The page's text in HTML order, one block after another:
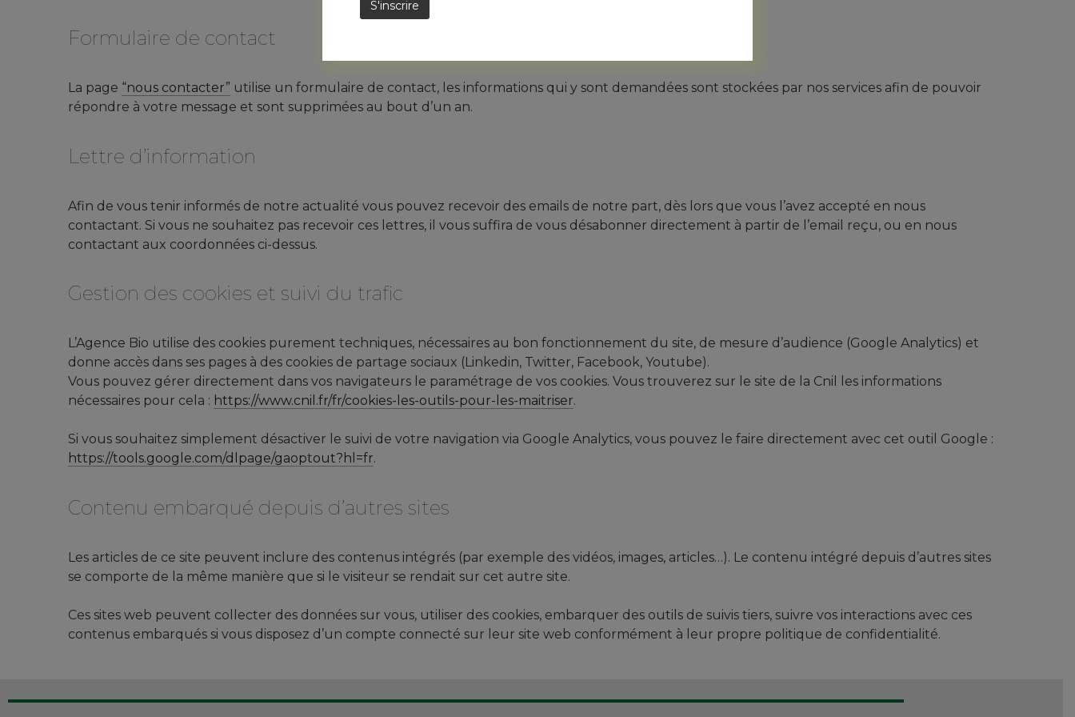
Formulaire de contact
La page “nous contacter” utilise un formulaire de contact, les informations qui y sont demandées sont stockées par nos services afin de pouvoir
répondre à votre message et sont supprimées au bout d’un an.
Lettre d’information
Afin de vous tenir informés de notre actualité vous pouvez recevoir des emails de notre part, dès lors que vous l’avez accepté en nous
contactant. Si vous ne souhaitez pas recevoir ces lettres, il vous suffira de vous désabonner directement à partir de l’email reçu, ou en nous
contactant aux coordonnées ci-dessus.
Gestion des cookies et suivi du trafic
L’Agence Bio utilise des cookies purement techniques, nécessaires au bon fonctionnement du site, de mesure d’audience (Google Analytics) et
donne accès dans ses pages à des cookies de partage sociaux (Linkedin, Twitter, Facebook, Youtube).
Vous pouvez gérer directement dans vos navigateurs le paramétrage de vos cookies. Vous trouverez sur le site de la Cnil les informations
nécessaires pour cela : https://www.cnil.fr/fr/cookies-les-outils-pour-les-maitriser.
Si vous souhaitez simplement désactiver le suivi de votre navigation via Google Analytics, vous pouvez le faire directement avec cet outil Google :
https://tools.google.com/dlpage/gaoptout?hl=fr.
Contenu embarqué depuis d’autres sites
Les articles de ce site peuvent inclure des contenus intégrés (par exemple des vidéos, images, articles…). Le contenu intégré depuis d’autres sites
se comporte de la même manière que si le visiteur se rendait sur cet autre site.
Ces sites web peuvent collecter des données sur vous, utiliser des cookies, embarquer des outils de suivis tiers, suivre vos interactions avec ces
contenus embarqués si vous disposez d’un compte connecté sur leur site web conformément à leur propre politique de confidentialité.